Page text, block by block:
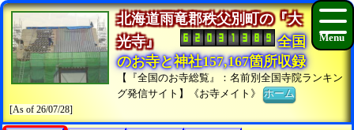
北海道雨竜郡秩父別町の『大
光寺』
全国
のお寺と神社157,167箇所収録
【『全国のお寺総覧』：名前別全国寺院ランキン
グ発信サイト】《お寺メイト》ホーム
[As of 26/07/28]